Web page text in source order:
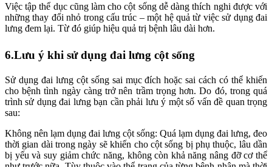
Việc tập thể dục cũng làm cho cột sống dễ dàng thích nghi được với
những thay đổi nhỏ trong cấu trúc – một hệ quả từ việc sử dụng đai
lưng đem lại. Từ đó giúp hiệu quả trị bệnh lâu dài hơn.
6.Lưu ý khi sử dụng đai lưng cột sống
Sử dụng đai lưng cột sống sai mục đích hoặc sai cách có thể khiến
cho bệnh tình ngày càng trở nên trầm trọng hơn. Do đó, trong quá
trình sử dụng đai lưng bạn cần phải lưu ý một số vấn đề quan trọng
sau:
Không nên lạm dụng đai lưng cột sống: Quá lạm dụng đai lưng, đeo
thời gian dài trong ngày sẽ khiến cho cột sống bị phụ thuộc, lâu dần
bị yếu và suy giảm chức năng, không còn khả năng nâng đỡ cơ thể